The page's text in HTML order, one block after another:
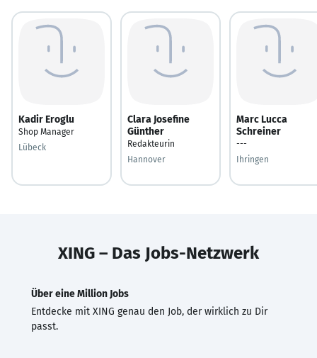
Kadir Eroglu
Shop Manager
Lübeck
Clara Josefine
Günther
Redakteurin
Hannover
Marc Lucca
Schreiner
---
Ihringen
XING – Das Jobs-Netzwerk
Über eine Million Jobs
Entdecke mit XING genau den Job, der wirklich zu Dir
passt.